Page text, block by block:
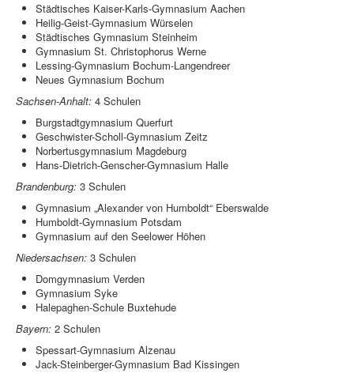
Städtisches Kaiser-Karls-Gymnasium Aachen
Heilig-Geist-Gymnasium Würselen
Städtisches Gymnasium Steinheim
Gymnasium St. Christophorus Werne
Lessing-Gymnasium Bochum-Langendreer
Neues Gymnasium Bochum
Sachsen-Anhalt: 4 Schulen
Burgstadtgymnasium Querfurt
Geschwister-Scholl-Gymnasium Zeitz
Norbertusgymnasium Magdeburg
Hans-Dietrich-Genscher-Gymnasium Halle
Brandenburg: 3 Schulen
Gymnasium „Alexander von Humboldt“ Eberswalde
Humboldt-Gymnasium Potsdam
Gymnasium auf den Seelower Höhen
Niedersachsen: 3 Schulen
Domgymnasium Verden
Gymnasium Syke
Halepaghen-Schule Buxtehude
Bayern: 2 Schulen
Spessart-Gymnasium Alzenau
Jack-Steinberger-Gymnasium Bad Kissingen